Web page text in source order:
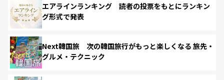
エアラインランキング 読者の投票をもとにランキン
グ形式で発表
Next韓国旅 次の韓国旅行がもっと楽しくなる 旅先・
グルメ・テクニック